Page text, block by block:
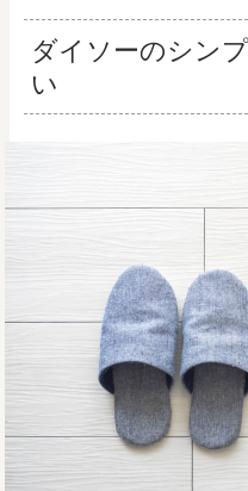
ダイソーのシン
い